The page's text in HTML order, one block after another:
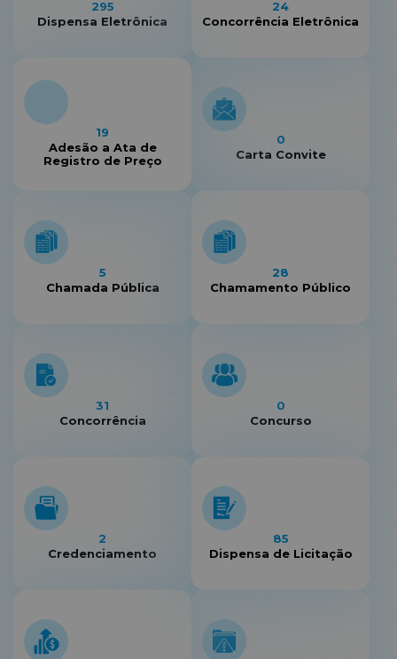
0
Carta Convite
31
Concorrência
5
Chamada Pública
2
Credenciamento
0
Concurso
28
Chamamento Público
85
Dispensa de Licitação
295
Dispensa Eletrônica
24
Concorrência Eletrônica
19
Adesão a Ata de
Registro de Preço